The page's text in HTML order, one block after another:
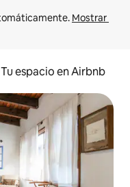
Mostrar
Tu espacio en Airbnb